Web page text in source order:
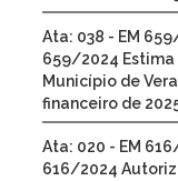
Ata: 038 - EM
659/2024 Estima
Município de
financeiro de
Ata: 020 - EM
616/2024